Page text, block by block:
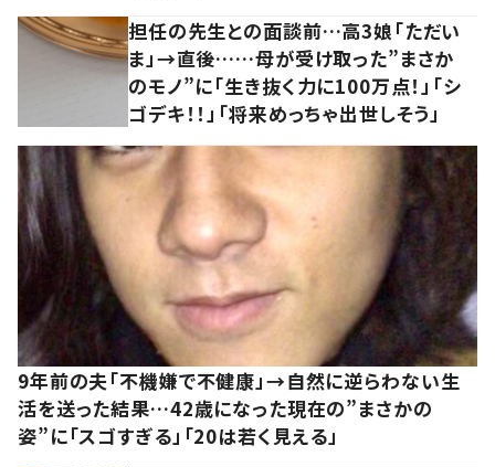
担任の先生との面談前…高3娘「ただい
ま」→直後……母が受け取った”まさか
のモノ”に「生き抜く力に100万点！」「シ
ゴデキ！！」「将来めっちゃ出世しそう」
9年前の夫「不機嫌で不健康」→自然に逆らわない生
活を送った結果…42歳になった現在の”まさかの
姿”に「スゴすぎる」「20は若く見える」